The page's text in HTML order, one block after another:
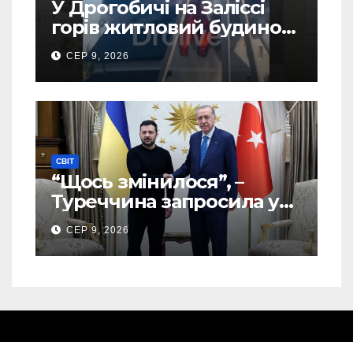
У Дрогобичі на Заліссі
горів житловий будинок
(Відео)
СЕР 9, 2026
СВІТ
“Щось змінилося”, –
Туреччина запросила у
США дозвіл передати
Україні ATACMS та M270
СЕР 9, 2026